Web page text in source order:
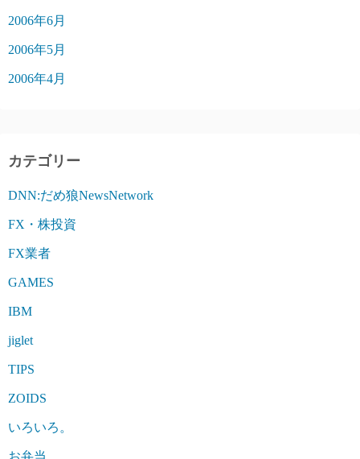
2006年6月
2006年5月
2006年4月
カテゴリー
DNN:だめ狼NewsNetwork
FX・株投資
FX業者
GAMES
IBM
jiglet
TIPS
ZOIDS
いろいろ。